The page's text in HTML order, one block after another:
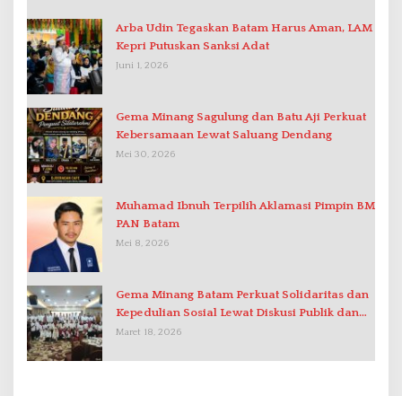
Arba Udin Tegaskan Batam Harus Aman, LAM
Kepri Putuskan Sanksi Adat
Juni 1, 2026
Gema Minang Sagulung dan Batu Aji Perkuat
Kebersamaan Lewat Saluang Dendang
Mei 30, 2026
Muhamad Ibnuh Terpilih Aklamasi Pimpin BM
PAN Batam
Mei 8, 2026
Gema Minang Batam Perkuat Solidaritas dan
Kepedulian Sosial Lewat Diskusi Publik dan
Santunan Yatim
Maret 18, 2026